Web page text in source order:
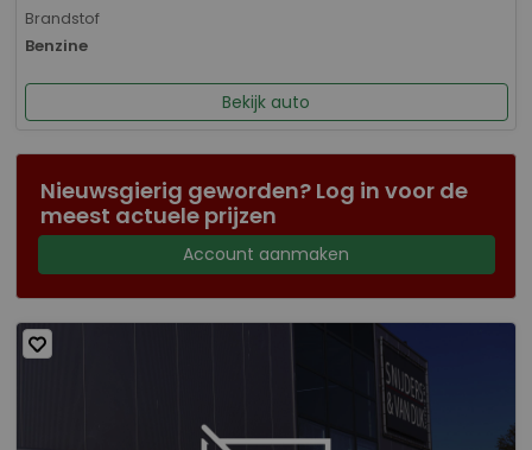
Brandstof
Benzine
Bekijk auto
Nieuwsgierig geworden? Log in voor de
meest actuele prijzen
Account aanmaken